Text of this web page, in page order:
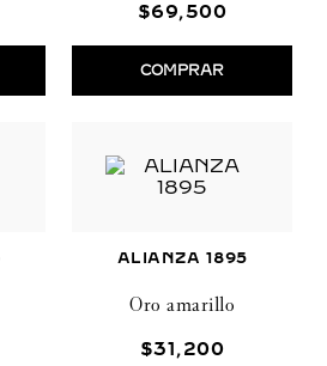
$69,500
COMPRAR
ALIANZA 1895
Oro amarillo
$31 ,200